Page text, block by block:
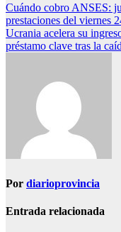
Navegación
de
entradas
Cuándo cobro ANSES:
prestaciones del viernes
Ucrania acelera su
préstamo clave tras la
Por diarioprovincia
Entrada relacionada